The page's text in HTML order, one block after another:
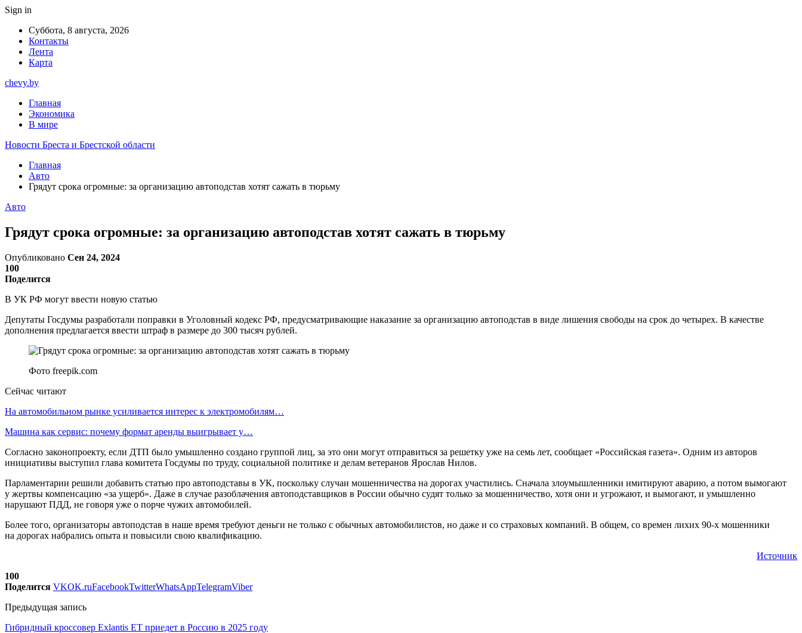
Sign in
Суббота, 8 августа, 2026
Контакты
Лента
Карта
chevy.by
Главная
Экономика
В мире
Новости Бреста и Брестской области
Главная
Авто
Грядут срока огромные: за организацию автоподстав хотят сажать в тюрьму
Авто
Грядут срока огромные: за организацию автоподстав хотят сажать в тюрьму
Опубликовано Сен 24, 2024
100
Поделится
В УК РФ могут ввести новую статью
Депутаты Госдумы разработали поправки в Уголовный кодекс РФ, предусматривающие наказание за организацию автоподстав в виде лишения свободы на срок до четырех. В качестве
дополнения предлагается ввести штраф в размере до 300 тысяч рублей.
Фото freepik.com
Сейчас читают
На автомобильном рынке усиливается интерес к электромобилям…
Машина как сервис: почему формат аренды выигрывает у…
Согласно законопроекту, если ДТП было умышленно создано группой лиц, за это они могут отправиться за решетку уже на семь лет, сообщает «Российская газета». Одним из авторов
инициативы выступил глава комитета Госдумы по труду, социальной политике и делам ветеранов Ярослав Нилов.
Парламентарии решили добавить статью про автоподставы в УК, поскольку случаи мошенничества на дорогах участились. Сначала злоумышленники имитируют аварию, а потом вымогают
у жертвы компенсацию «за ущерб». Даже в случае разоблачения автоподставщиков в России обычно судят только за мошенничество, хотя они и угрожают, и вымогают, и умышленно
нарушают ПДД, не говоря уже о порче чужих автомобилей.
Более того, организаторы автоподстав в наше время требуют деньги не только с обычных автомобилистов, но даже и со страховых компаний. В общем, со времен лихих 90-х мошенники
на дорогах набрались опыта и повысили свою квалификацию.
Источник
100
Поделится VKOK.ruFacebookTwitterWhatsAppTelegramViber
Предыдущая запись
Гибридный кроссовер Exlantis ET приедет в Россию в 2025 году